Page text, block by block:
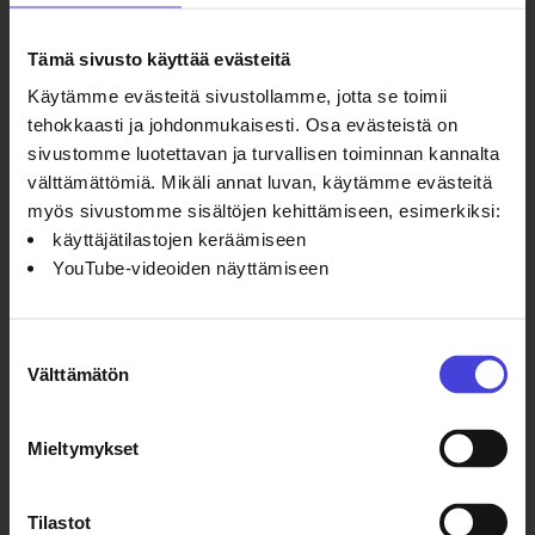
Tämä sivusto käyttää evästeitä
Käytämme evästeitä sivustollamme, jotta se toimii
tehokkaasti ja johdonmukaisesti. Osa evästeistä on
sivustomme luotettavan ja turvallisen toiminnan kannalta
välttämättömiä. Mikäli annat luvan, käytämme evästeitä
myös sivustomme sisältöjen kehittämiseen, esimerkiksi:
käyttäjätilastojen keräämiseen
YouTube-videoiden näyttämiseen
valinta
Välttämätön
Mieltymykset
Tilastot
2026 MM-
on suurempi
kuin koskaan.
Kauppi
kantaesitys
2008. Siitä
Sata oululaista nousee ensi
viikolla Oulun teatterin suurelle